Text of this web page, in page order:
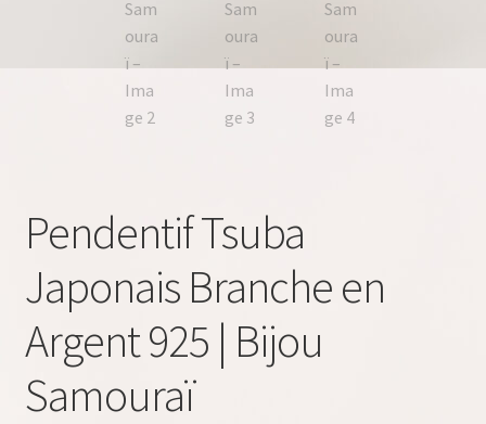
Pendentif Tsuba
Japonais Branche en
Argent 925 | Bijou
Samouraï